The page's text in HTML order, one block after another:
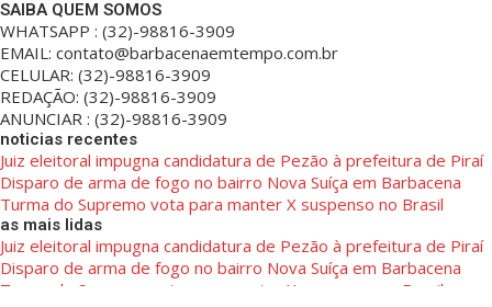
SAIBA QUEM SOMOS
WHATSAPP : (32)-98816-3909
EMAIL: contato@barbacenaemtempo.com.br
CELULAR: (32)-98816-3909
REDAÇÃO: (32)-98816-3909
ANUNCIAR : (32)-98816-3909
noticias recentes
Juiz eleitoral impugna candidatura de Pezão à prefeitura de Piraí
Disparo de arma de fogo no bairro Nova Suíça em Barbacena
Turma do Supremo vota para manter X suspenso no Brasil
as mais lidas
Juiz eleitoral impugna candidatura de Pezão à prefeitura de Piraí
Disparo de arma de fogo no bairro Nova Suíça em Barbacena
Turma do Supremo vota para manter X suspenso no Brasil